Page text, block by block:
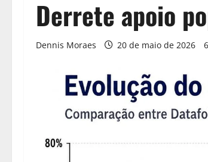
Derrete apoio
Dennis Moraes 20 de maio de 2026